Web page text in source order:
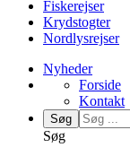
Fiskerejser
Krydstogter
Nordlysrejser
Nyheder
Forside
Kontakt
Søg
Søg